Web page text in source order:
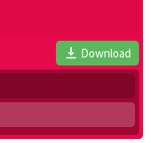
Download